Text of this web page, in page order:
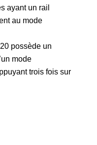
ayant un rail
au mode
possède un
mode
trois fois sur